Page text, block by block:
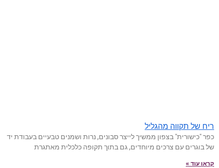
ריח של תקווה מהגליל
כפר "כישורית" בצפון ממשיך לייצר סבונים, נרות ושמנים טבעיים בעבודת יד
של בוגרים עם צרכים מיוחדים, גם בתוך תקופה כלכלית מאתגרת
קראו עוד »